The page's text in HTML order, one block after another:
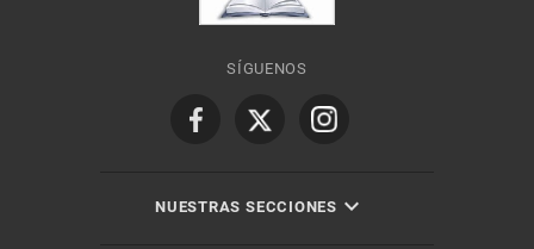
SÍGUENOS
NUESTRAS SECCIONES